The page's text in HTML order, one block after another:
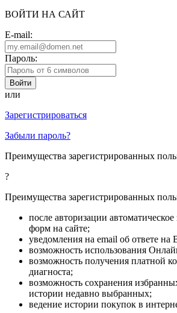
ВОЙТИ НА САЙТ
E-mail:
Пароль:
или
Зарегистрироваться
Забыли пароль?
Преимущества зарегистрированных
?
Преимущества зарегистрированных
после авторизации
форм на сайте;
уведомления на email об ответе
возможность использования
возможность получения платной
диагноста;
возможность сохранения
истории недавно выбранных;
ведение истории покупок в